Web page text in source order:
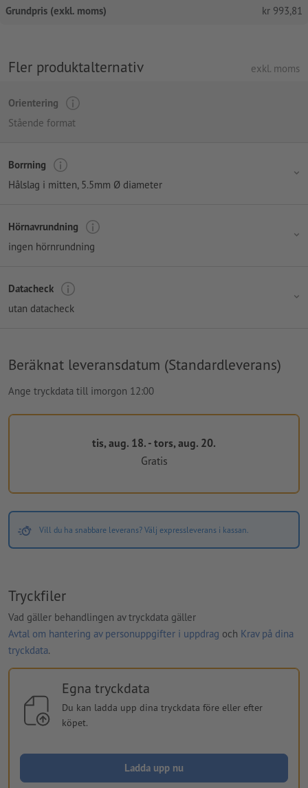
Grundpris (exkl. moms) kr 993,81
Fler produktalternativ exkl. moms
Orientering
Stående format
Borrning
Hålslag i mitten, 5.5mm Ø diameter
Hörnavrundning
ingen hörnrundning
Datacheck
utan datacheck
Beräknat leveransdatum (Standardleverans)
Ange tryckdata till imorgon 12:00
tis, aug. 18. - tors, aug. 20.
Gratis
Vill du ha snabbare leverans? Välj expressleverans i kassan.
Tryckfiler
Vad gäller behandlingen av tryckdata gäller
Avtal om hantering av personuppgifter i uppdrag och Krav på dina
tryckdata.
Egna tryckdata
Du kan ladda upp dina tryckdata före eller efter
köpet.
Ladda upp nu